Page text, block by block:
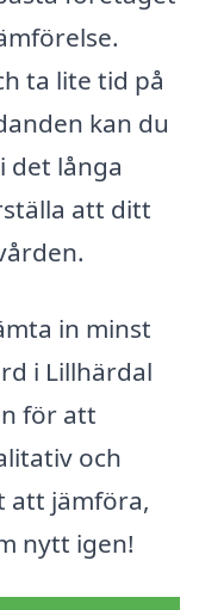
ta lite tid på
kan du
det långa
att ditt
in minst
i Lillhärdal
för att
och
att jämföra,
nytt igen!